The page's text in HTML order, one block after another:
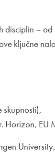
disciplin –
ključne
EU